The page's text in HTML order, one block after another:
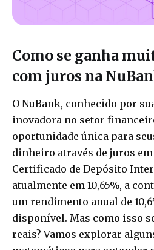
Como se ganha
com juros na
O NuBank, conhecido por
inovadora no setor
oportunidade única para
dinheiro através de juros em
Certificado de Depósito
atualmente em 10,65%, a
um rendimento anual de
disponível. Mas como isso
reais? Vamos explorar